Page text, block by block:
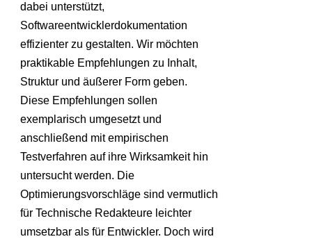
dabei unterstützt,
Softwareentwicklerdokumentation
effizienter zu gestalten. Wir möchten
praktikable Empfehlungen zu Inhalt,
Struktur und äußerer Form geben.
Diese Empfehlungen sollen
exemplarisch umgesetzt und
anschließend mit empirischen
Testverfahren auf ihre Wirksamkeit hin
untersucht werden. Die
Optimierungsvorschläge sind vermutlich
für Technische Redakteure leichter
umsetzbar als für Entwickler. Doch wird